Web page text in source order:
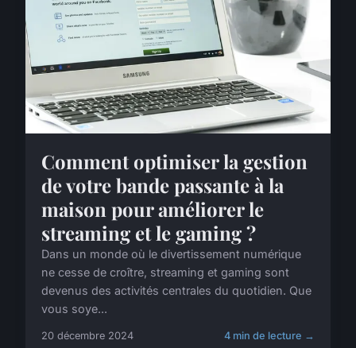
Comment optimiser la gestion
de votre bande passante à la
maison pour améliorer le
streaming et le gaming ?
Dans un monde où le divertissement numérique
ne cesse de croître, streaming et gaming sont
devenus des activités centrales du quotidien. Que
vous soye...
20 décembre 2024 4 min de lecture →